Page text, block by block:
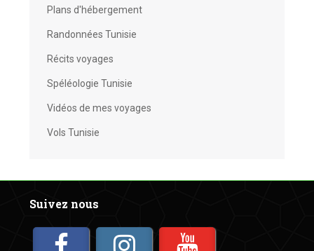
Plans d'hébergement
Randonnées Tunisie
Récits voyages
Spéléologie Tunisie
Vidéos de mes voyages
Vols Tunisie
Suivez nous